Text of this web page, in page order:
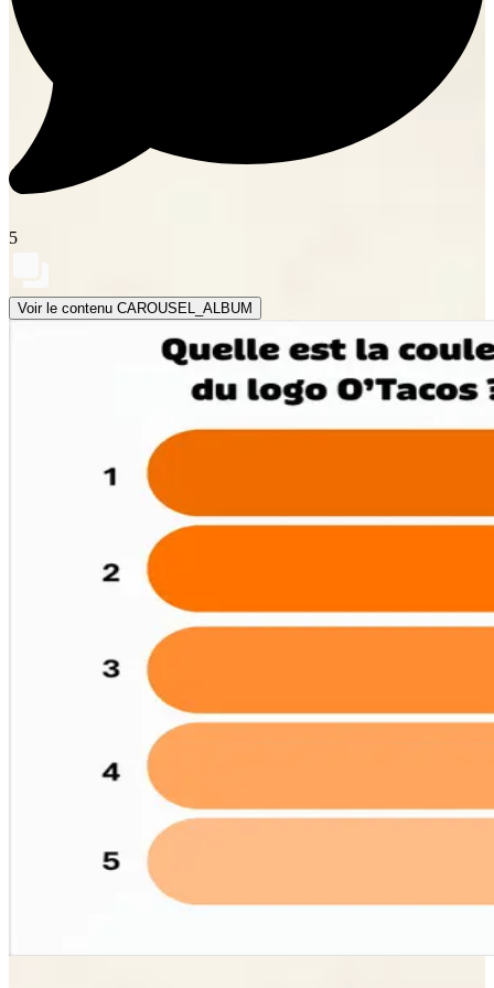
5
Voir le contenu CAROUSEL_ALBUM